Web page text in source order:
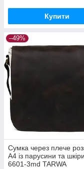
Купити
–49%
Сумка через плече
А4 із парусини та
6601-3md TARWA